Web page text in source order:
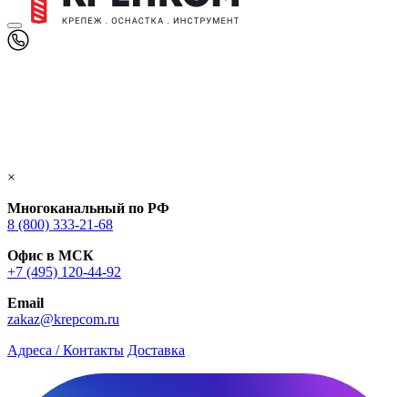
×
Многоканальный по РФ
8 (800) 333‑21-68
Офис в МСК
+7 (495) 120-44-92
Email
zakaz@krepcom.ru
Адреса / Контакты Доставка